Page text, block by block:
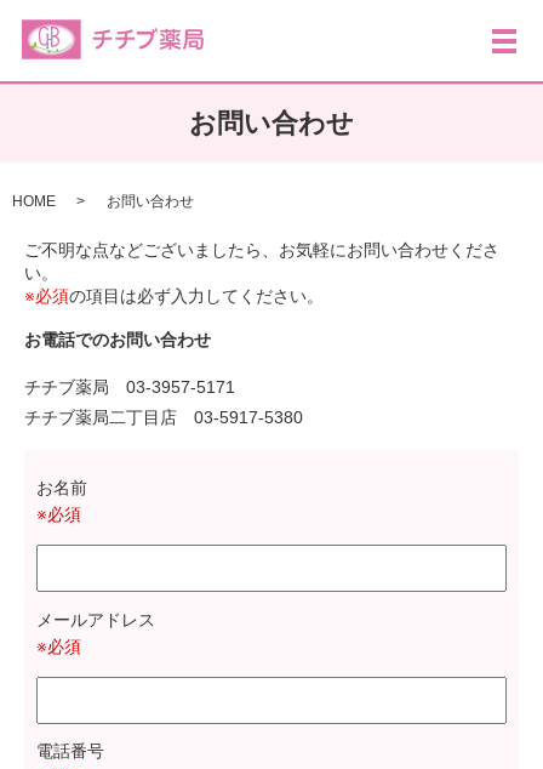
メ
お問い合わせ
HOME お問い合わせ
ご不明な点などございましたら、お気軽にお問い合わせくださ
い。
※必須の項目は必ず入力してください。
お電話でのお問い合わせ
チチブ薬局 03-3957-5171
チチブ薬局二丁目店 03-5917-5380
お名前
※必須
メールアドレス
※必須
電話番号